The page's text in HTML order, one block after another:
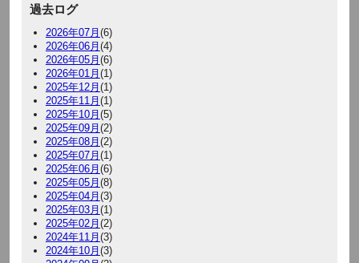
過去ログ
2026年07月(6)
2026年06月(4)
2026年05月(6)
2026年01月(1)
2025年12月(1)
2025年11月(1)
2025年10月(5)
2025年09月(2)
2025年08月(2)
2025年07月(1)
2025年06月(6)
2025年05月(8)
2025年04月(3)
2025年03月(1)
2025年02月(2)
2024年11月(3)
2024年10月(3)